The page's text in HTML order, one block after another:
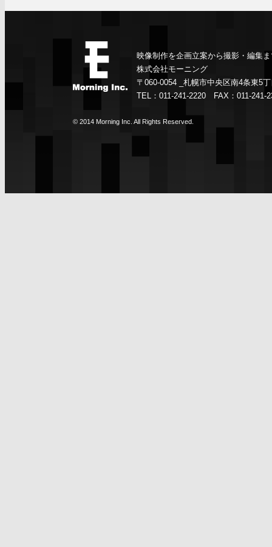
映像制作を企画立案から撮影・編集
株式会社モーニング
〒060-0054 _札幌市中央区南4条東5
TEL：011-241-2220 FAX：011-
© 2014 Morning Inc. All Rights Reserved.